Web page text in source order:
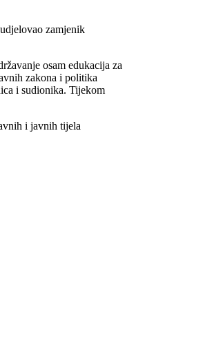
zamjenik
osam edukacija za
zakona i politika
i sudionika. Tijekom
i javnih tijela